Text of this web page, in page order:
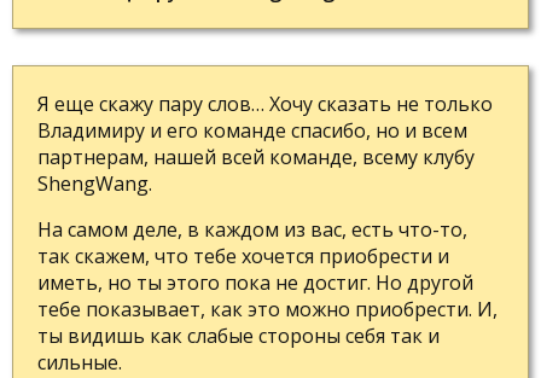
Я еще скажу пару слов… Хочу сказать не только
Владимиру и его команде спасибо, но и всем
партнерам, нашей всей команде, всему клубу
ShengWang.
На самом деле, в каждом из вас, есть что-то,
так скажем, что тебе хочется приобрести и
иметь, но ты этого пока не достиг. Но другой
тебе показывает, как это можно приобрести. И,
ты видишь как слабые стороны себя так и
сильные.